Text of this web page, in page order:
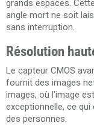
grands espaces.
angle mort ne soit
sans interruption.
Résolution
Le capteur CMOS
fournit des images
images, où l'image
exceptionnelle, ce
des personnes.